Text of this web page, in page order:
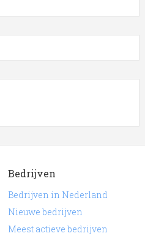
Bedrijven
Bedrijven in Nederland
Nieuwe bedrijven
Meest actieve bedrijven